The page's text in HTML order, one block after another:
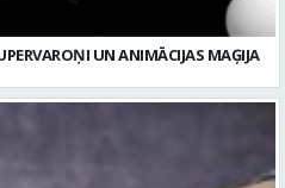
UN ANIMĀCIJAS MAĢIJA